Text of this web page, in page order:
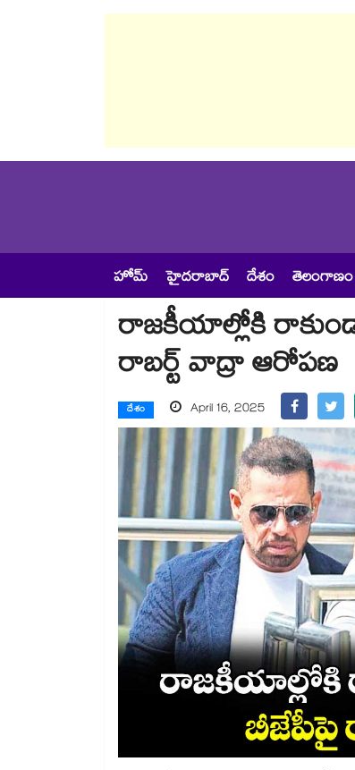
హోమ్ హైదరాబాద్ దేశం తెలంగాణం
రాజకీయాల్లోకి రాకుండా
రాబర్ట్ వాద్రా ఆరోపణ
దేశం April 16, 2025